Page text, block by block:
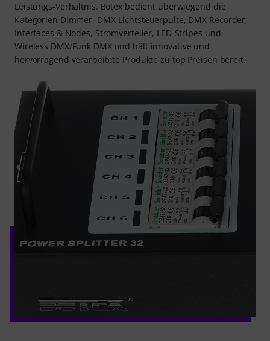
Leistungs-Verhältnis. Botex bedient überwiegend die
Kategorien Dimmer, DMX-Lichtsteuerpulte, DMX Recorder,
Interfaces & Nodes, Stromverteiler, LED-Stripes und
Wireless DMX/Funk DMX und hält innovative und
hervorragend verarbeitete Produkte zu top Preisen bereit.